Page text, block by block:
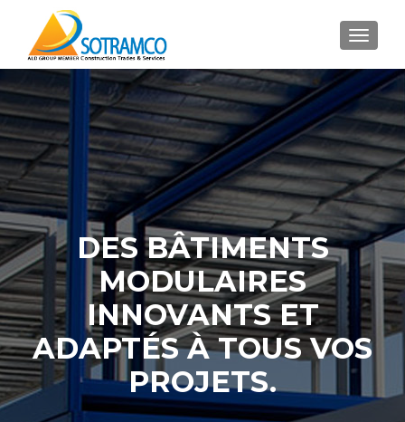
DES BÂTIMENTS
MODULAIRES
INNOVANTS ET
ADAPTÉS À TOUS VOS
PROJETS.